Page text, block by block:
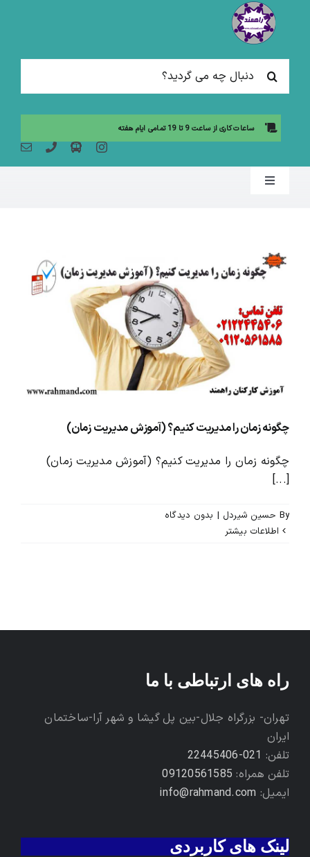
جستجو
برای:
ساعات کاری از ساعت 9 تا 19 تمامی ایام هفته
Toggle
مقالات آموزشی
آموزش حضوری (لیست دوره ها)
محصولات و بسته های آموزشیVIP
درباره ما و تماس با ما
چگونه زمان را مدیریت کنیم؟ (آموزش مدیریت زمان)
چگونه زمان را مدیریت کنیم؟ (آموزش مدیریت زمان)
[...]
By حسین شیردل | بدون ديدگاه
اطلاعات بیشتر
راه های ارتباطی با ما
تهران- بزرگراه جلال-بین پل گیشا و شهر آرا-ساختمان
ایران
تلفن: 021-22445406
تلفن همراه: 09120561585
ایمیل: info@rahmand.com
لینک های کاربردی